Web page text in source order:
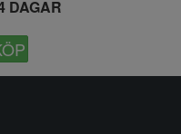
DAGAR